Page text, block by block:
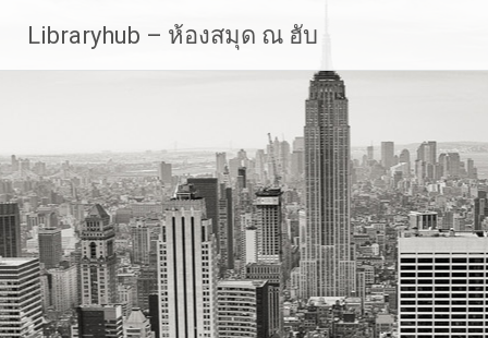
content
Libraryhub – ห้องสมุด ณ ฮับ